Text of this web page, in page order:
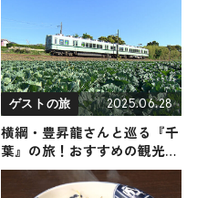
ゲストの旅 2025.06.28
横綱・豊昇龍さんと巡る『千
葉』の旅！おすすめの観光・
グルメをご紹介 2025年6月28
日放送